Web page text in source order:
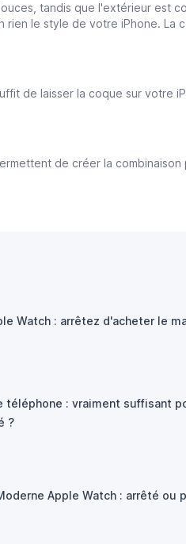
tandis que l'extérieur est
rien le style de votre iPhone. La
de laisser la coque sur votre
de créer la combinaison
Watch : arrêtez d'acheter le
téléphone : vraiment suffisant
?
Apple Watch : arrêté ou